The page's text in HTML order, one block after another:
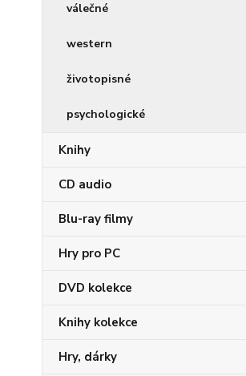
válečné
western
životopisné
psychologické
Knihy
CD audio
Blu-ray filmy
Hry pro PC
DVD kolekce
Knihy kolekce
Hry, dárky